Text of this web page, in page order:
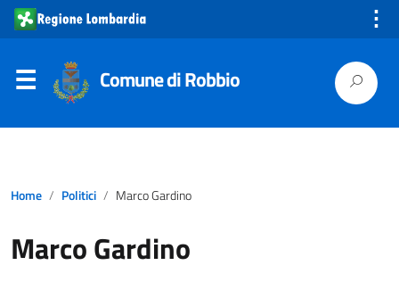
⋮
Comune di Robbio
Home Politici Marco Gardino
Marco Gardino